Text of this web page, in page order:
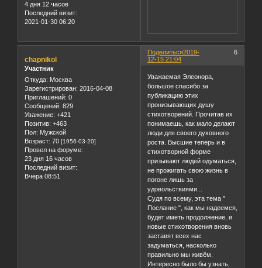
4 дня 12 часов
Последний визит:
2021-01-30 06:20
Поделиться 6
2019-
12-15 21:04
chapnikol
Участник
Откуда: Москва
Зарегистрирован: 2016-04-08
Приглашений: 0
Сообщений: 829
Уважение: +421
Позитив: +463
Пол: Мужской
Возраст: 70 [1956-03-20]
Провел на форуме:
23 дня 16 часов
Последний визит:
Вчера 08:51
Уважаемая Элеонора,
большое спасибо за
публикацию этих
пронизывающих душу
стихотворений. Прочитав их
понимаешь, как мало делают
люди для своего духовного
роста. Высшие теперь и в
стихотворной форме
призывают людей одуматься,
не прожигать свою жизнь в
погоне лишь за
удовольствиями...
Судя по всему, эта тема "
Послание ", как мы надеемся,
будет иметь продолжение, и
новые стихотворения вновь
заставят всех нас
задуматься, насколько
правильно мы живём.
Интересно было бы узнать,